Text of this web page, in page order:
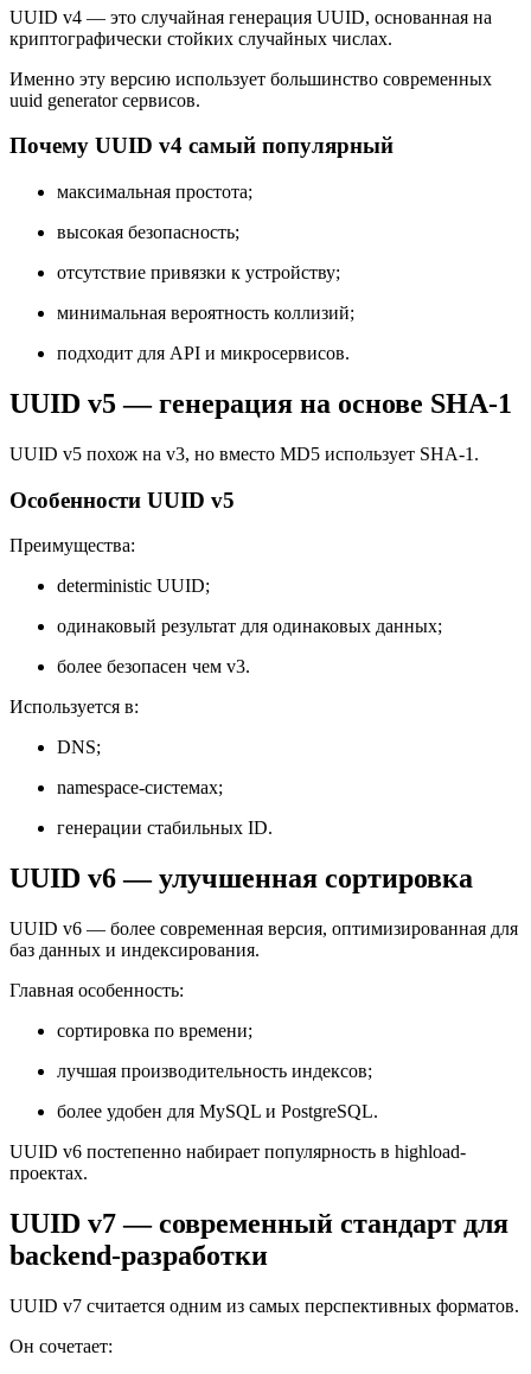
UUID v4 — это случайная генерация UUID, основанная на
криптографически стойких случайных числах.
Именно эту версию использует большинство современных
uuid generator сервисов.
Почему UUID v4 самый популярный
максимальная простота;
высокая безопасность;
отсутствие привязки к устройству;
минимальная вероятность коллизий;
подходит для API и микросервисов.
UUID v5 — генерация на основе SHA-1
UUID v5 похож на v3, но вместо MD5 использует SHA-1.
Особенности UUID v5
Преимущества:
deterministic UUID;
одинаковый результат для одинаковых данных;
более безопасен чем v3.
Используется в:
DNS;
namespace-системах;
генерации стабильных ID.
UUID v6 — улучшенная сортировка
UUID v6 — более современная версия, оптимизированная для
баз данных и индексирования.
Главная особенность:
сортировка по времени;
лучшая производительность индексов;
более удобен для MySQL и PostgreSQL.
UUID v6 постепенно набирает популярность в highload-
проектах.
UUID v7 — современный стандарт для
backend-разработки
UUID v7 считается одним из самых перспективных форматов.
Он сочетает: